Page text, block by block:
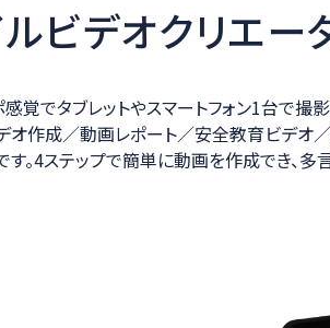
ビデオクリエー
覚でタブレットやスマートフォン1台で撮
作成／動画レポート／安全教育ビデオ
。4ステップで簡単に動画を作成でき、多